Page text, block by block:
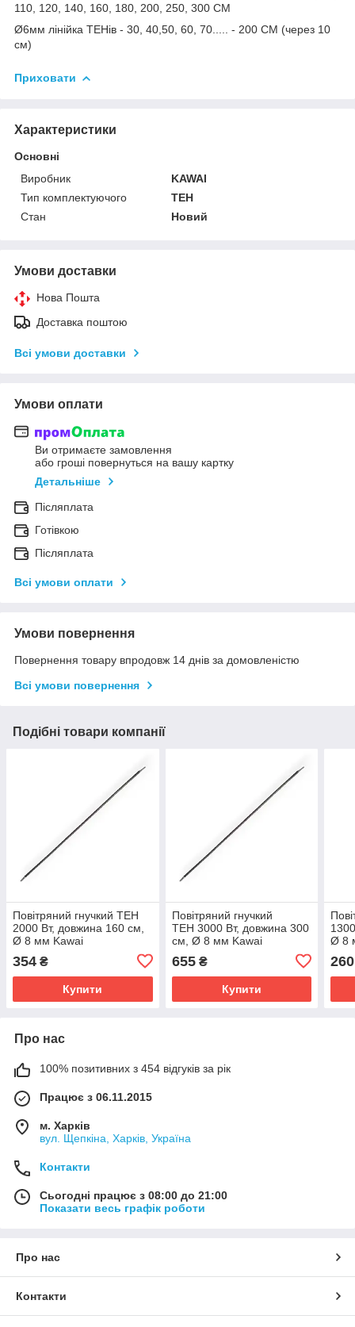
110, 120, 140, 160, 180, 200, 250, 300 СМ
Ø6мм лінійка ТЕНів - 30, 40,50, 60, 70..... - 200 СМ (через 10
см)
Приховати
Характеристики
Основні
Виробник
KAWAI
Тип комплектуючого
ТЕН
Стан
Новий
Умови доставки
Нова Пошта
Доставка поштою
Всі умови доставки
Умови оплати
Ви отримаєте замовлення
або гроші повернуться на вашу картку
Детальніше
Післяплата
Готівкою
Післяплата
Всі умови оплати
Умови повернення
Повернення товару впродовж 14 днів за домовленістю
Всі умови повернення
Подібні товари компанії
Повітряний гнучкий ТЕН
2000 Вт, довжина 160 см,
Ø 8 мм Kawai
354 ₴
Купити
Повітряний гнучкий
ТЕН 3000 Вт, довжина 300
см, Ø 8 мм Kawai
655₴
Купити
Ø 8
260
Про нас
100% позитивних з 454 відгуків за рік
Працює з 06.11.2015
м. Харків
вул. Щепкіна, Харків, Україна
Контакти
Сьогодні працює з 08:00 до 21:00
Показати весь графік роботи
Про нас
Контакти